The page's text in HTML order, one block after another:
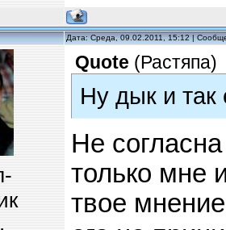
Дата: Среда, 09.02.2011, 15:12 |
Quote (Растяпа)
Ну дык и
Не
только мне
твое